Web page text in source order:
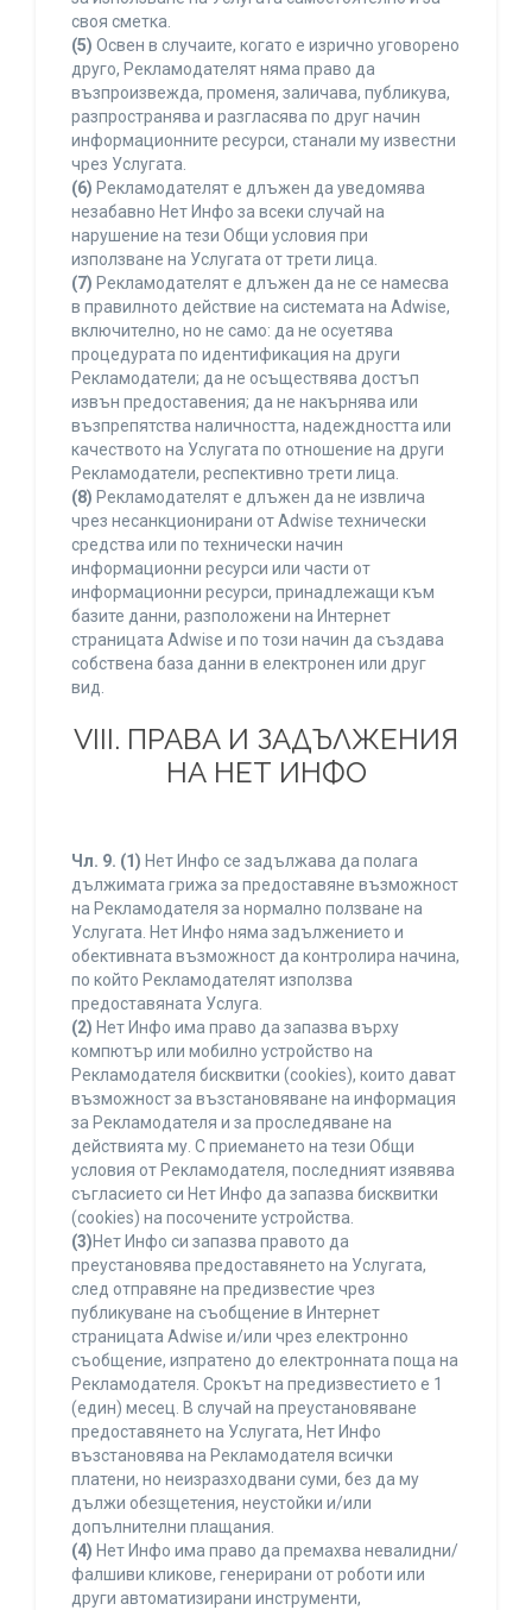
своя сметка.
(5) Освен в случаите, когато е изрично уговорено
друго, Рекламодателят няма право да
възпроизвежда, променя, заличава, публикува,
разпространява и разгласява по друг начин
информационните ресурси, станали му известни
чрез Услугата.
(6) Рекламодателят е длъжен да уведомява
незабавно Нет Инфо за всеки случай на
нарушение на тези Общи условия при
използване на Услугата от трети лица.
(7) Рекламодателят е длъжен да не се намесва
в правилното действие на системата на Adwise,
включително, но не само: да не осуетява
процедурата по идентификация на други
Рекламодатели; да не осъществява достъп
извън предоставения; да не накърнява или
възпрепятства наличността, надеждността или
качеството на Услугата по отношение на други
Рекламодатели, респективно трети лица.
(8) Рекламодателят е длъжен да не извлича
чрез несанкционирани от Adwise технически
средства или по технически начин
информационни ресурси или части от
информационни ресурси, принадлежащи към
базите данни, разположени на Интернет
страницата Adwise и по този начин да създава
собствена база данни в електронен или друг
вид.
VIII. ПРАВА И ЗАДЪЛЖЕНИЯ
НА НЕТ ИНФО
Чл. 9. (1) Нет Инфо се задължава да полага
дължимата грижа за предоставяне възможност
на Рекламодателя за нормално ползване на
Услугата. Нет Инфо няма задължението и
обективната възможност да контролира начина,
по който Рекламодателят използва
предоставяната Услуга.
(2) Нет Инфо има право да запазва върху
компютър или мобилно устройство на
Рекламодателя бисквитки (cookies), които дават
възможност за възстановяване на информация
за Рекламодателя и за проследяване на
действията му. С приемането на тези Общи
условия от Рекламодателя, последният изявява
съгласието си Нет Инфо да запазва бисквитки
(cookies) на посочените устройства.
(3)Нет Инфо си запазва правото да
преустановява предоставянето на Услугата,
след отправяне на предизвестие чрез
публикуване на съобщение в Интернет
страницата Adwise и/или чрез електронно
съобщение, изпратено до електронната поща на
Рекламодателя. Срокът на предизвестието е 1
(един) месец. В случай на преустановяване
предоставянето на Услугата, Нет Инфо
възстановява на Рекламодателя всички
платени, но неизразходвани суми, без да му
дължи обезщетения, неустойки и/или
допълнителни плащания.
(4) Нет Инфо има право да премахва невалидни/
фалшиви кликове, генерирани от роботи или
други автоматизирани инструменти,